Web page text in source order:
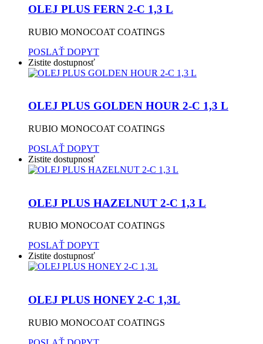
OLEJ PLUS FERN 2-C 1,3 L
RUBIO MONOCOAT COATINGS
POSLAŤ DOPYT
Zistite dostupnosť
OLEJ PLUS GOLDEN HOUR 2-C 1,3 L
RUBIO MONOCOAT COATINGS
POSLAŤ DOPYT
Zistite dostupnosť
OLEJ PLUS HAZELNUT 2-C 1,3 L
RUBIO MONOCOAT COATINGS
POSLAŤ DOPYT
Zistite dostupnosť
OLEJ PLUS HONEY 2-C 1,3L
RUBIO MONOCOAT COATINGS